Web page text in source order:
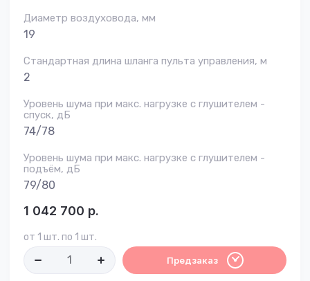
Диаметр воздуховода, мм
19
Стандартная длина шланга пульта управления, м
2
Уровень шума при макс. нагрузке с глушителем -
спуск, дБ
74/78
Уровень шума при макс. нагрузке с глушителем -
подъём, дБ
79/80
1 042 700 р.
от 1 шт. по 1 шт.
Предзаказ